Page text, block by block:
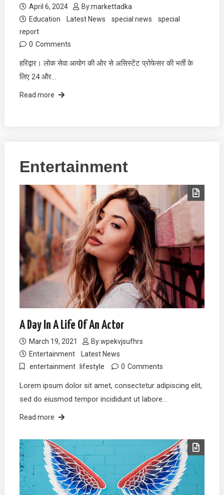
April 6, 2024 By:markettadka
Education
Latest News special news
special
report
0 Comments
हरिद्वार। लोक सेवा आयोग की ओर से असिस्टेंट प्रोफेसर की भर्ती के
लिए 24 और…
Read more
Entertainment
A Day In A Life Of An Actor
March 19, 2021 By:wpekvjsufhrs
Entertainment
Latest News
entertainment
lifestyle 0 Comments
Lorem ipsum dolor sit amet, consectetur adipiscing elit,
sed do eiusmod tempor incididunt ut labore…
Read more